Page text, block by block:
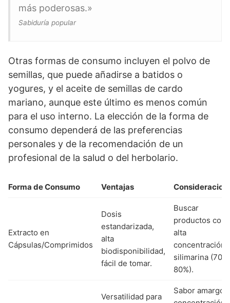
más poderosas.»
Sabiduría popular
Otras formas de consumo incluyen el polvo de
semillas, que puede añadirse a batidos o
yogures, y el aceite de semillas de cardo
mariano, aunque este último es menos común
para el uso interno. La elección de la forma de
consumo dependerá de las preferencias
personales y de la recomendación de un
profesional de la salud o del herbolario.
Forma de Consumo Ventajas
Extracto en
Cápsulas/Comprimidos
Dosis
estandarizada,
alta
biodisponibilidad,
fácil de tomar.
Buscar
productos con
alta
concentración
silimarina (70-
80%).
Versatilidad para
Sabor amargo,